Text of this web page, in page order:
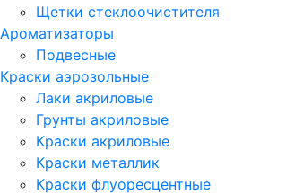
Щетки стеклоочистителя
Ароматизаторы
Подвесные
Краски аэрозольные
Лаки акриловые
Грунты акриловые
Краски акриловые
Краски металлик
Краски флуоресцентные